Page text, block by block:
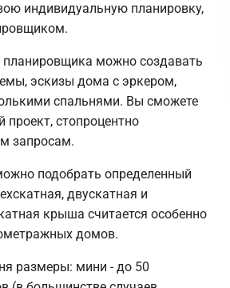
индивидуальную планировку,
планировщика можно создавать
эскизы дома с эркером,
спальнями. Вы сможете
проект, стопроцентно
запросам.
подобрать определенный
двускатная и
крыша считается особенно
домов.
размеры: мини - до 50